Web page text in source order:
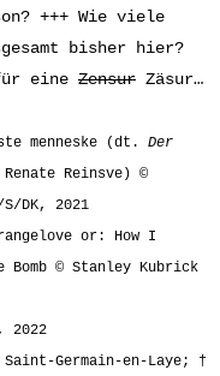
+++ Wie viele
bisher hier?
eine Zensur Zäsur…
menneske (dt. Der
Reinsve) ©
DK, 2021
or: How I
Bomb © Stanley Kubrick
2022
Germain-en-Laye; †